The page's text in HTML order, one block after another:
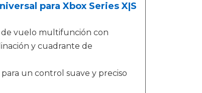
para Xbox Series X|S
de vuelo multifunción con
y cuadrante de
un control suave y preciso